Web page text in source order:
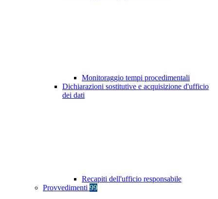
Monitoraggio tempi procedimentali
Dichiarazioni sostitutive e acquisizione d'ufficio
dei dati
Recapiti dell'ufficio responsabile
Provvedimenti 99